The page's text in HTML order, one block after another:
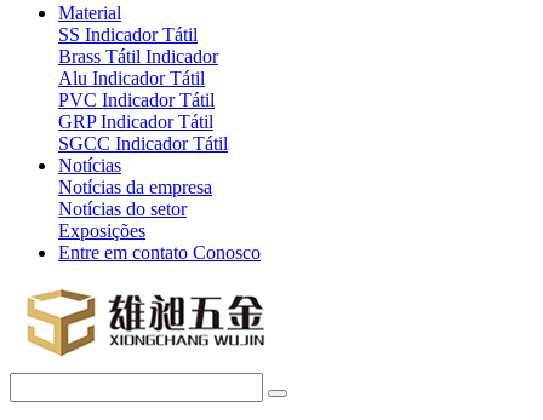
Material
SS Indicador Tátil
Brass Tátil Indicador
Alu Indicador Tátil
PVC Indicador Tátil
GRP Indicador Tátil
SGCC Indicador Tátil
Notícias
Notícias da empresa
Notícias do setor
Exposições
Entre em contato Conosco